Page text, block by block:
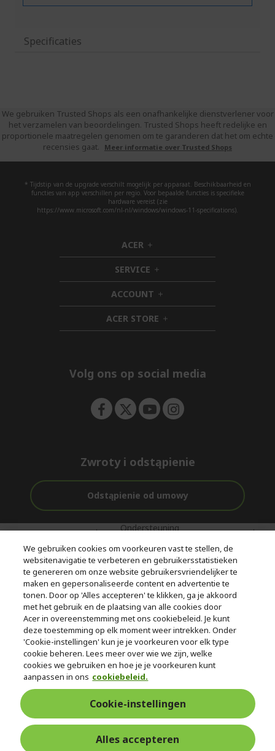
Specificaties
We gebruiken Trusted Shops als een onafhankelijke dienstverlener voor
het verzamelen van beoordelingen. Trusted Shops heeft redelijke en
proportionele maatregelen genomen om te garanderen dat het om echte
recensies gaat.
Meer informatie over Trusted Shops
* Tijdstip van de upgrade verschilt mogelijk per apparaat. Beschikbaarheid en
functies van app verschillen per regio. Voor bepaalde functies is specifieke
hardware vereist (zie
https://www.microsoft.com/nl-nl/windows/windows-11-specifications).
ACER h
i
d
d
e
n
SERVICE h
i
d
d
e
n
ACCOUNT h
i
d
d
ACER STORE h
i
e
Volg ons op social media
Zwroty i odstąpienie
Odstąpienie od umowy
Gratis
bezorging
Ondersteuning
aankoop
Met 0%
Rente
© 2026 Acer Inc.
CPYou BV is de erkende reseller van de producten en diensten die
in deze winkel worden aangeboden.
Nederland
We gebruiken cookies om voorkeuren vast te stellen, de
websitenavigatie te verbeteren en gebruikersstatistieken
te genereren om onze website gebruikersvriendelijker te
maken en gepersonaliseerde content en advertentie te
tonen. Door op 'Alles accepteren' te klikken, ga je akkoord
met het gebruik en de plaatsing van alle cookies door
Acer in overeenstemming met ons cookiebeleid. Je kunt
deze toestemming op elk moment weer intrekken. Onder
'Cookie-instellingen' kun je je voorkeuren voor elk type
cookie beheren. Lees meer over wie we zijn, welke
cookies we gebruiken en hoe je je voorkeuren kunt
aanpassen in ons cookiebeleid.
Cookie-instellingen
Alles accepteren